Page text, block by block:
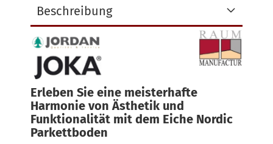
Beschreibung
Erleben Sie eine meisterhafte
Harmonie von Ästhetik und
Funktionalität mit dem Eiche Nordic
Parkettboden